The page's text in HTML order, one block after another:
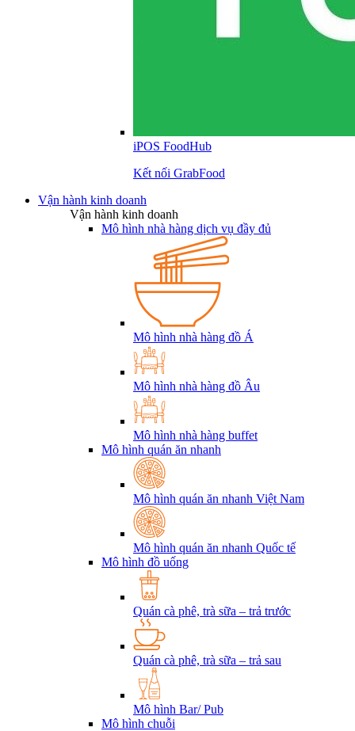
iPOS FoodHub
Kết nối GrabFood
Vận hành kinh doanh
Vận hành kinh doanh
Mô hình nhà hàng dịch vụ đầy đủ
Mô hình nhà hàng đồ Á
Mô hình nhà hàng đồ Âu
Mô hình nhà hàng buffet
Mô hình quán ăn nhanh
Mô hình quán ăn nhanh Việt Nam
Mô hình quán ăn nhanh Quốc tế
Mô hình đồ uống
Quán cà phê, trà sữa – trả trước
Quán cà phê, trà sữa – trả sau
Mô hình Bar/ Pub
Mô hình chuỗi